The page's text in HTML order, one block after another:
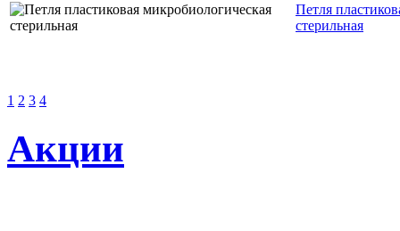
Петля
стерильная
1 2 3 4
Акции